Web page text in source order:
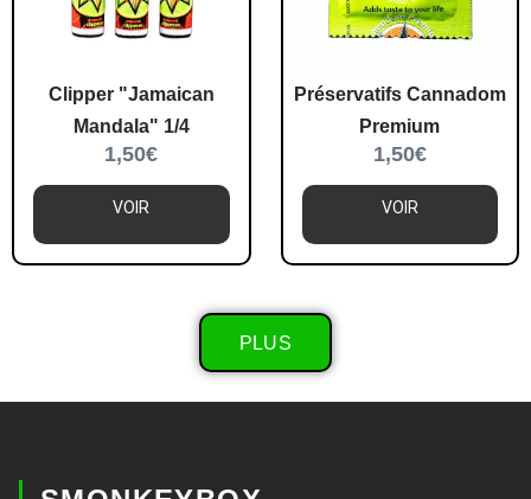
Clipper "Jamaican
Mandala" 1/4
1,50€
VOIR
Préservatifs Cannadom
Premium
1,50€
VOIR
PLUS